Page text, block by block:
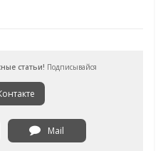
статьи! Подписывайся
Mail